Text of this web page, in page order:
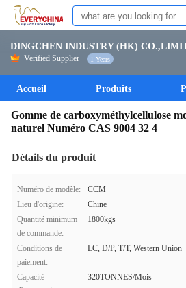
DINGCHEN INDUSTRY (HK)
Verified Supplier 1 Years
Accueil Produits
Gomme de carboxyméthylcellulose
naturel Numéro CAS 9004 32 4
Détails du produit
Numéro de modèle:
CCM
Lieu d'origine:
Chine
Quantité minimum
de commande:
1800kgs
Conditions de
paiement:
LC, D/P, T/T, Western Union
Capacité
320TONNES/Mois